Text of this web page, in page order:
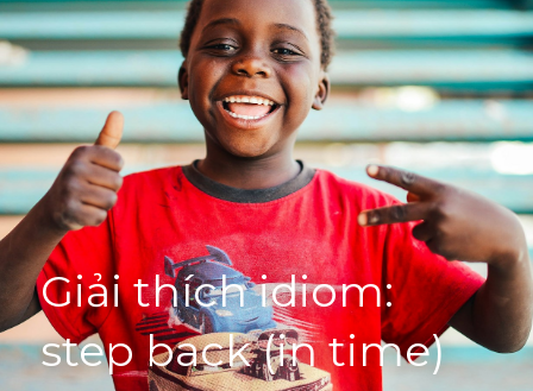
Giải đề thi từng câu
Lời khuyên
Giải đề thi
Academic words
Phrase
Phrasal Verb
Idioms đồng nghĩa
HỌC THỬ
Giải thích idiom:
step back (in time)